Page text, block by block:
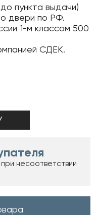
пункта выдачи)
двери по РФ.
1-м классом 500
СДЕК.
несоответствии